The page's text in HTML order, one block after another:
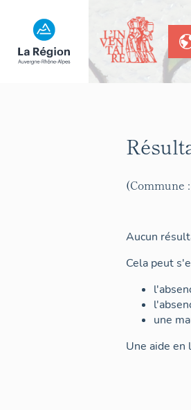
(Commune
Aucun
Cela peut
une
Une aide